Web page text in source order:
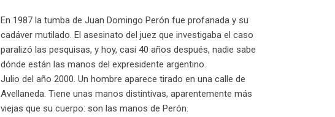
En 1987 la tumba de Juan Domingo Perón fue profanada y su
cadáver mutilado. El asesinato del juez que investigaba el caso
paralizó las pesquisas, y hoy, casi 40 años después, nadie sabe
dónde están las manos del expresidente argentino.
Julio del año 2000. Un hombre aparece tirado en una calle de
Avellaneda. Tiene unas manos distintivas, aparentemente más
viejas que su cuerpo: son las manos de Perón.